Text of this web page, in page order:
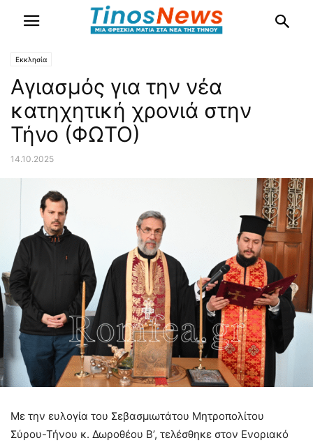
Εκκλησία
Αγιασμός για την νέα
κατηχητική χρονιά στην
Τήνο (ΦΩΤΟ)
14.10.2025
Με την ευλογία του Σεβασμιωτάτου Μητροπολίτου
Σύρου-Τήνου κ. Δωροθέου Β’, τελέσθηκε στον Ενοριακό